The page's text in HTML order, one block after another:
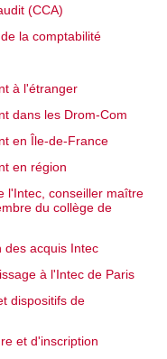
(CCA)
la comptabilité
à l'étranger
dans les Drom-Com
en Île-de-France
en région
l'Intec, conseiller maître
du collège de
des acquis Intec
à l'Intec de Paris
dispositifs de
et d'inscription